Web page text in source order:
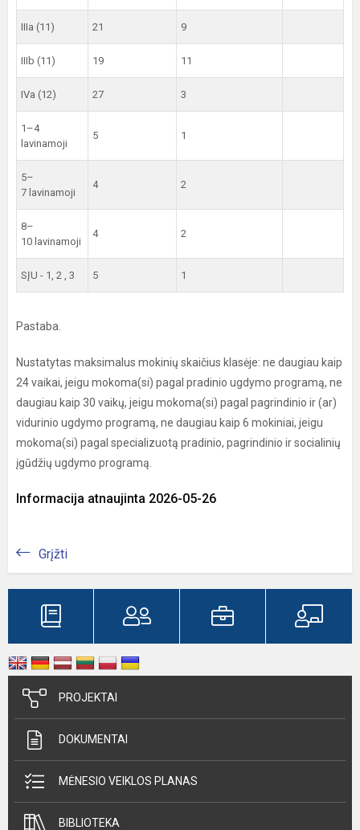
IIIa (11) 21 9
IIIb (11) 19 11
IVa (12) 27 3
1–4
lavinamoji
5 1
5–
7 lavinamoji
4 2
8–
10 lavinamoji
4 2
SĮU - 1, 2 , 3 5 1
Pastaba.
Nustatytas maksimalus mokinių skaičius klasėje: ne daugiau kaip
24 vaikai, jeigu mokoma(si) pagal pradinio ugdymo programą, ne
daugiau kaip 30 vaikų, jeigu mokoma(si) pagal pagrindinio ir (ar)
vidurinio ugdymo programą, ne daugiau kaip 6 mokiniai, jeigu
mokoma(si) pagal specializuotą pradinio, pagrindinio ir socialinių
įgūdžių ugdymo programą.
Informacija atnaujinta 2026-05-26
Grįžti
PROJEKTAI
DOKUMENTAI
MĖNESIO VEIKLOS PLANAS
BIBLIOTEKA